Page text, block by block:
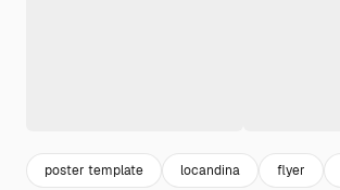
poster template locandina flyer